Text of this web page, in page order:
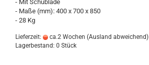
- Mit Schublade
- Maße (mm): 400 x 700 x 850
- 28 Kg
Lieferzeit: ca.2 Wochen (Ausland abweichend)
Lagerbestand: 0 Stück